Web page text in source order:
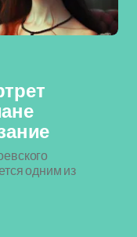
одним из